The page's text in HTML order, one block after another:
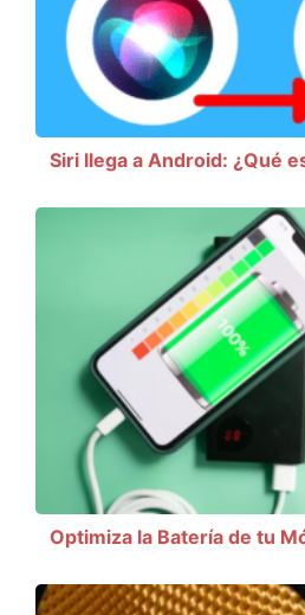
Siri llega a Android: ¿Qué
Optimiza la Batería de tu